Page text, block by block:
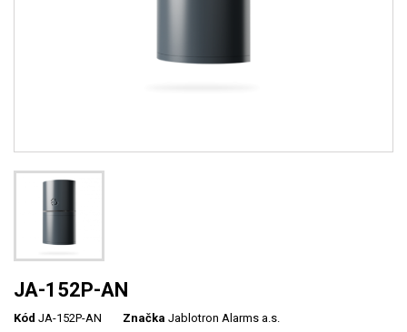
JA-152P-AN
Kód JA-152P-AN Značka Jablotron Alarms a.s.